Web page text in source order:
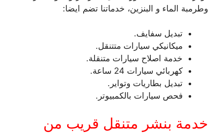
وطرمبة الماء و البنزين، خدماتنا تضم ايضا:
تبديل سفايف.
ميكانيكي سيارات متتنقل.
خدمة اصلاح سيارات متنقلة.
كهربائي سيارات 24 ساعة.
تبديل بطاريات وتواير.
فحص سيارات بالكمبيوتر.
خدمة بنشر متنقل قريب من